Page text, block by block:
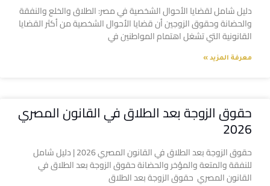
دليل شامل لقضايا الأحوال الشخصية في مصر: الطلاق والخلع والنفقة
والحضانة وحقوق الزوجين أن قضايا الأحوال الشخصية من أكثر القضايا
القانونية التي تشغل اهتمام المواطنين في
معرفة المزيد »
حقوق الزوجة بعد الطلاق في القانون المصري
2026
حقوق الزوجة بعد الطلاق في القانون المصري 2026 | دليل شامل
للنفقة والمتعة والمؤخر والحضانة حقوق الزوجة بعد الطلاق في
القانون المصري حقوق الزوجة بعد الطلاق